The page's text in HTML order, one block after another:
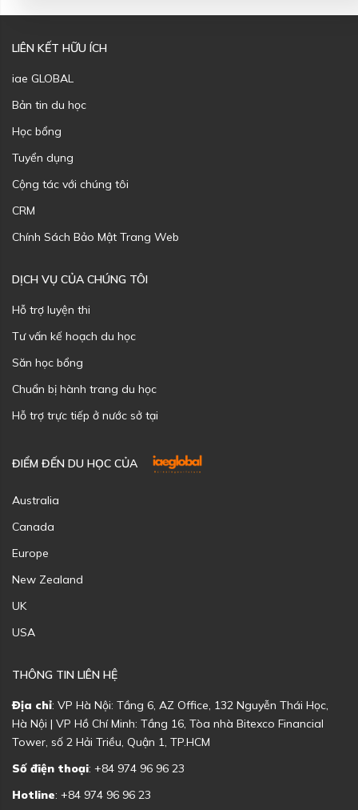
LIÊN KẾT HỮU ÍCH
iae GLOBAL
Bản tin du học
Học bổng
Tuyển dụng
Cộng tác với chúng tôi
CRM
Chính Sách Bảo Mật Trang Web
DỊCH VỤ CỦA CHÚNG TÔI
Hỗ trợ luyện thi
Tư vấn kế hoạch du học
Săn học bổng
Chuẩn bị hành trang du học
Hỗ trợ trực tiếp ở nước sở tại
ĐIỂM ĐẾN DU HỌC CỦA
Australia
Canada
Europe
New Zealand
UK
USA
THÔNG TIN LIÊN HỆ
Địa chỉ: VP Hà Nội: Tầng 6, AZ Office, 132 Nguyễn Thái Học,
Hà Nội | VP Hồ Chí Minh: Tầng 16, Tòa nhà Bitexco Financial
Tower, số 2 Hải Triều, Quận 1, TP.HCM
Số điện thoại: +84 974 96 96 23
Hotline: +84 974 96 96 23